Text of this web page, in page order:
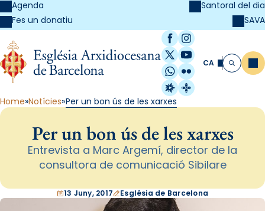
Agenda
Fes un donatiu
Santoral del dia
SAVA
Facebook
Instagram
X / Twitter
YouTube
WhatsApp
Flickr
Radio Estel
Catalunya
CA Cerca
Home Notícies Per un bon ús de les xarxes
Per un bon ús de les xarxes
Entrevista a Marc Argemí, director de la
consultora de comunicació Sibilare
13 Juny, 2017 Església de Barcelona